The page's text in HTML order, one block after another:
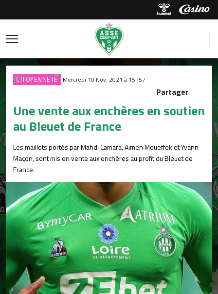
CITOYENNETÉ Mercredi 10 Nov. 2021 à 15h57
Partager
Une vente aux enchères en soutien
au Bleuet de France
Les maillots portés par Mahdi Camara, Aïmen Moueffek et Yvann
Maçon, sont mis en vente aux enchères au profit du Bleuet de
France.